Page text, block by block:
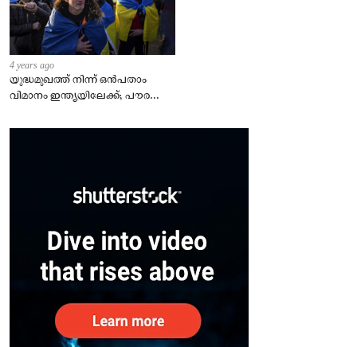
4 years ago
യുദ്ധമുഖത്ത് നിന്ന് ഒൻപതാം
വിമാനം ഇന്ത്യയിലേക്ക്; പൗരന്മാർ
– കേന്ദ്രം